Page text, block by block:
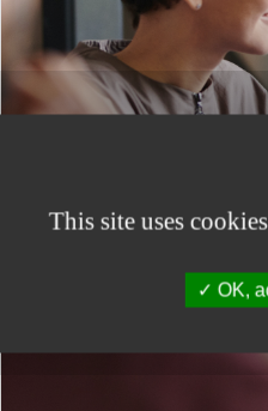
This site uses
OK,